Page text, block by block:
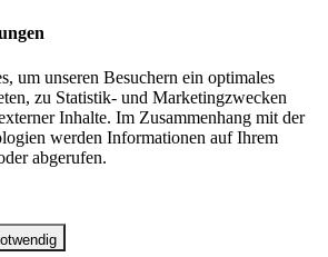
um unseren Besuchern ein optimales
zu Statistik- und Marketingzwecken
Inhalte. Im Zusammenhang mit der
werden Informationen auf Ihrem
abgerufen.